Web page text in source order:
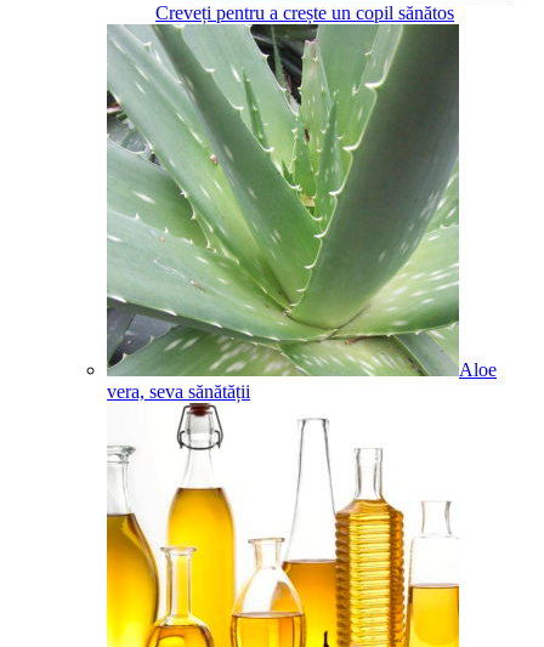
Creveți pentru a crește un copil sănătos
Aloe
vera, seva sănătății